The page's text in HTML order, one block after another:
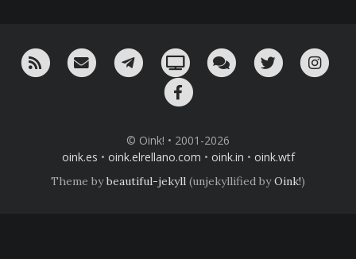
RSS ¡Mándame un email!¡Nuestro canal en Telegram!
Oink! TV Charla con nosotros
Twitter
© Oink! • 2001-2026
oink.es • oink.elrellano.com • oink.in • oink.wtf
Theme bybeautiful-jekyll (unjekyllified byOink!)